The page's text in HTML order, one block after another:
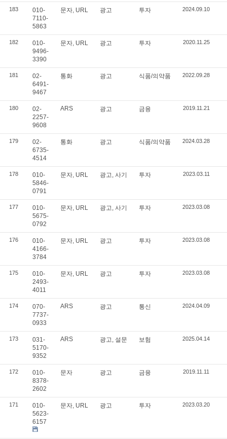
183
010-
7110-
5863
문자, URL 광고 투자 2024.09.10
182
010-
9496-
3390
문자, URL 광고 투자 2020.11.25
181
02-
6491-
9467
통화 광고 식품/의약품 2022.09.28
180
02-
2257-
9608
ARS 광고 금융 2019.11.21
179
02-
6735-
4514
통화 광고 식품/의약품 2024.03.28
178
010-
5846-
0791
문자, URL 광고, 사기 투자 2023.03.11
177
010-
5675-
0792
문자, URL 광고, 사기 투자 2023.03.08
176
010-
4166-
3784
문자, URL 광고 투자 2023.03.08
175
010-
2493-
4011
문자, URL 광고 투자 2023.03.08
174
070-
7737-
0933
ARS 광고 통신 2024.04.09
173
031-
5170-
9352
ARS 광고, 설문 보험 2025.04.14
172
010-
8378-
2602
문자 광고 금융 2019.11.11
171
010-
5623-
6157
문자, URL 광고 투자 2023.03.20